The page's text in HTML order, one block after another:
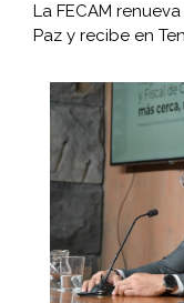
La FECAM
Paz y recibe en